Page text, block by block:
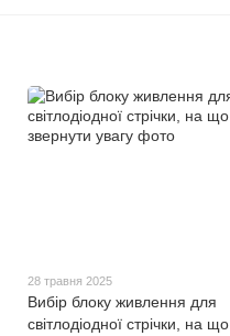
28 травня 2025
Вибір блоку живлення для
світлодіодної стрічки, на що